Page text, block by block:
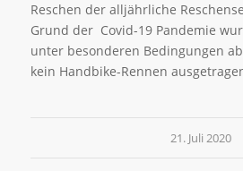
Reschen der alljährliche
Grund der Covid-19 Pandemie
unter besonderen Bedingungen
kein Handbike-Rennen
21. Juli 2020